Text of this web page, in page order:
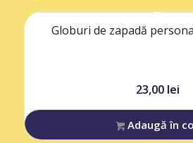
Globuri de zapadă
23,00 lei
Adaugă în